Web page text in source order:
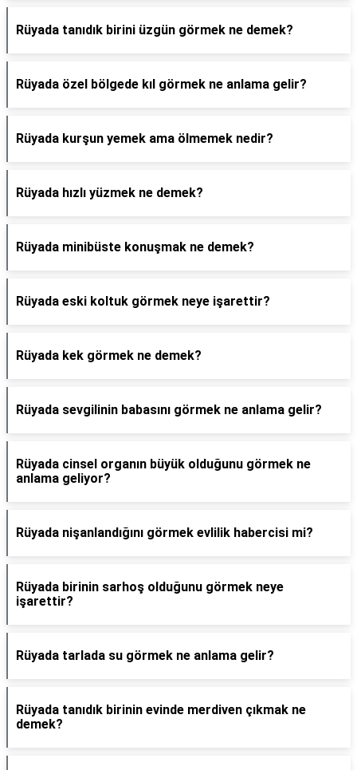
Rüyada tanıdık birini üzgün görmek ne demek?
Rüyada özel bölgede kıl görmek ne anlama gelir?
Rüyada kurşun yemek ama ölmemek nedir?
Rüyada hızlı yüzmek ne demek?
Rüyada minibüste konuşmak ne demek?
Rüyada eski koltuk görmek neye işarettir?
Rüyada kek görmek ne demek?
Rüyada sevgilinin babasını görmek ne anlama gelir?
Rüyada cinsel organın büyük olduğunu görmek ne
anlama geliyor?
Rüyada nişanlandığını görmek evlilik habercisi mi?
Rüyada birinin sarhoş olduğunu görmek neye
işarettir?
Rüyada tarlada su görmek ne anlama gelir?
Rüyada tanıdık birinin evinde merdiven çıkmak ne
demek?